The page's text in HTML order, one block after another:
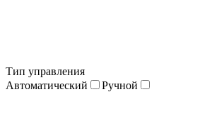
Тип управления
Автоматический
Ручной